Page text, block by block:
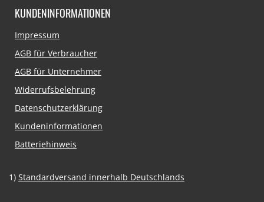
KUNDENINFORMATIONEN
Navigation
Impressum
AGB für Verbraucher
AGB für Unternehmer
Widerrufsbelehrung
Datenschutzerklärung
Kundeninformationen
Batteriehinweis
1) Standardversand innerhalb Deutschlands